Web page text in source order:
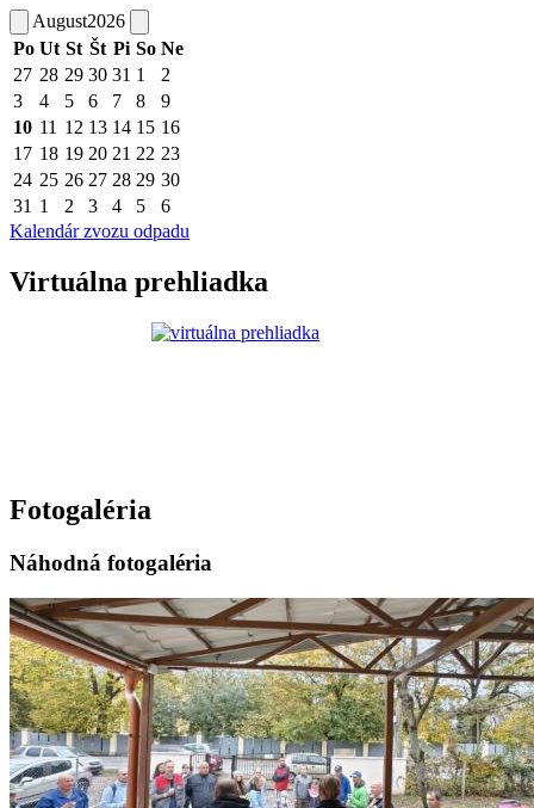
August2026
Po Ut St Št Pi So Ne
27 28 29 30 31 1
2
3
4 5 6 7 8
9
10 11 12 13 14 15 16
17 18 19 20 21 22 23
24 25 26 27 28 29 30
31 1 2 3 4 5
6
Kalendár zvozu odpadu
Virtuálna prehliadka
Fotogaléria
Náhodná fotogaléria